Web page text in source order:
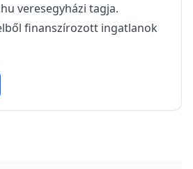
veresegyházi tagja.
finanszírozott ingatlanok